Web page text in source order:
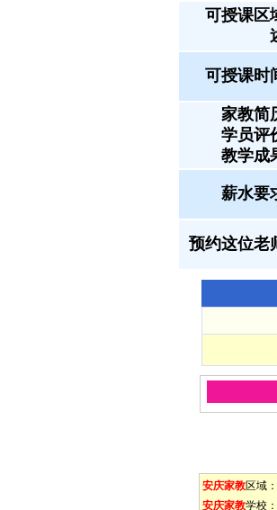
可授课区
可授课时
家教简
学员评
教学成
薪水要
预约这位老
安庆家教区域：
安庆家教学校：